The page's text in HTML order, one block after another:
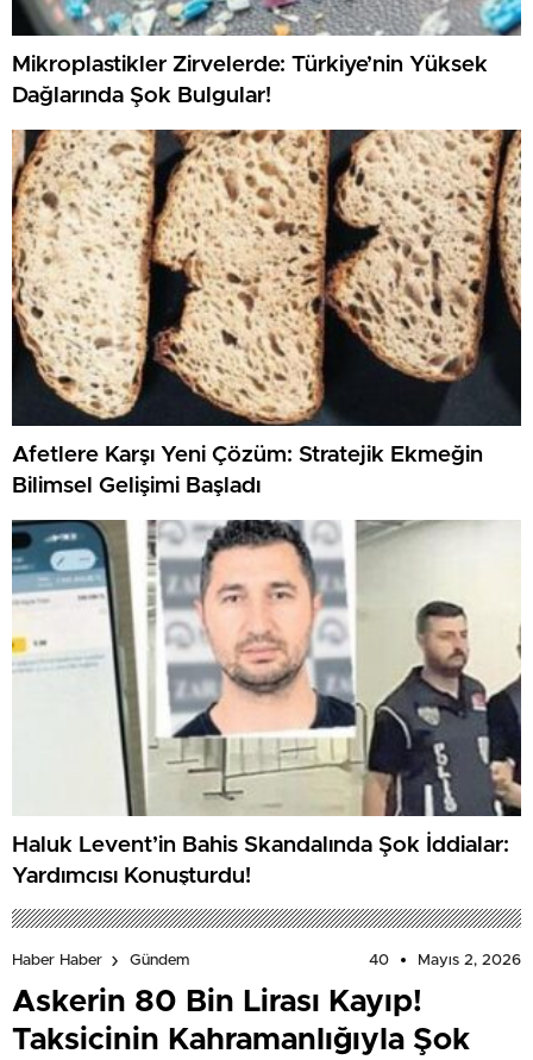
Mikroplastikler Zirvelerde: Türkiye’nin Yüksek
Dağlarında Şok Bulgular!
Afetlere Karşı Yeni Çözüm: Stratejik Ekmeğin
Bilimsel Gelişimi Başladı
Haluk Levent’in Bahis Skandalında Şok İddialar:
Yardımcısı Konuşturdu!
Haber Haber Gündem 40 Mayıs 2, 2026
Askerin 80 Bin Lirası Kayıp!
Taksicinin Kahramanlığıyla Şok